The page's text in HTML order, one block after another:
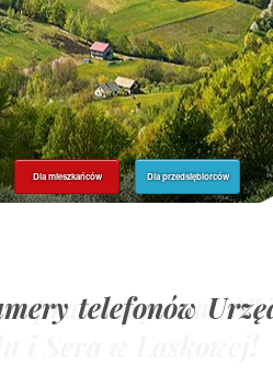
Dla mieszkańców Dla przedsiębiorców
na
i Sera w Laskowej!
telefonów